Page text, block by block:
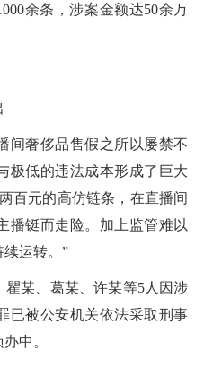
余条，涉案金额达50余万
奢侈品售假之所以屡禁不
极低的违法成本形成了巨大
百元的高仿链条，在直播间
播铤而走险。加上监管难以
运转。”
某、葛某、许某等5人因涉
已被公安机关依法采取刑事
中。